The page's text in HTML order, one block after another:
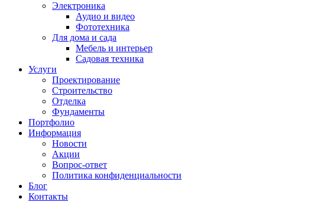
Электроника
Аудио и видео
Фототехника
Для дома и сада
Мебель и интерьер
Садовая техника
Услуги
Проектирование
Строительство
Отделка
Фундаменты
Портфолио
Информация
Новости
Акции
Вопрос-ответ
Политика конфиденциальности
Блог
Контакты